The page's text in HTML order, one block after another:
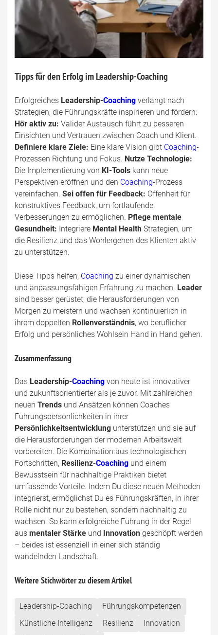
Tipps für den Erfolg im Leadership-Coaching
Erfolgreiches Leadership-Coaching verlangt nach
Strategien, die Führungskräfte inspirieren und fördern:
Hör aktiv zu: Valider Austausch führt zu besseren
Einsichten und Vertrauen zwischen Coach und Klient.
Definiere klare Ziele: Eine klare Vision gibt Coaching-
Prozessen Richtung und Fokus. Nutze Technologie:
Die Implementierung von KI-Tools kann neue
Perspektiven eröffnen und den Coaching-Prozess
vereinfachen. Sei offen für Feedback: Offenheit für
konstruktives Feedback, um fortlaufende
Verbesserungen zu ermöglichen. Pflege mentale
Gesundheit: Integriere Mental Health Strategien, um
die Resilienz und das Wohlergehen des Klienten aktiv
zu unterstützen.
Diese Tipps helfen, Coaching zu einer dynamischen
und anpassungsfähigen Erfahrung zu machen. Leader
sind besser gerüstet, die Herausforderungen von
Morgen zu meistern und wachsen kontinuierlich in
ihrem doppelten Rollenverständnis, wo beruflicher
Erfolg und persönliches Wohlsein Hand in Hand gehen.
Zusammenfassung
Das Leadership-Coaching von heute ist innovativer
und zukunftsorientierter als je zuvor. Mit zahlreichen
neuen Trends und Ansätzen können Coaches
Führungspersönlichkeiten in ihrer
Persönlichkeitsentwicklung unterstützen und sie auf
die Herausforderungen der modernen Arbeitswelt
vorbereiten. Die Kombination aus technologischen
Fortschritten, Resilienz-Coaching und einem
Bewusstsein für nachhaltige Praktiken bietet
umfassende Vorteile. Indem Du diese neuen Methoden
integrierst, ermöglichst Du es Führungskräften, in ihrer
Rolle nicht nur zu bestehen, sondern nachhaltig zu
wachsen. So kann erfolgreiche Führung in der Regel
aus mentaler Stärke und Innovation geschöpft werden
– beides ist essenziell in einer sich ständig
wandelnden Landschaft.
Weitere Stichwörter zu diesem Artikel
Leadership-Coaching
Führungskompetenzen
Künstliche Intelligenz
Resilienz
Innovation